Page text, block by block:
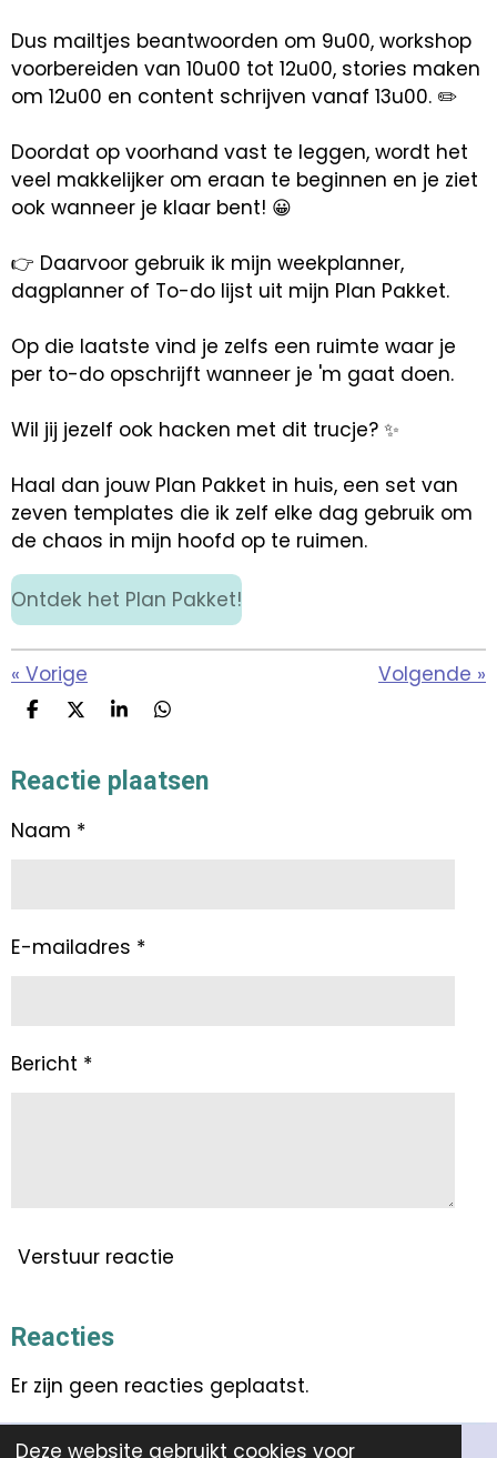
Deze website gebruikt cookies voor
Dus mailtjes beantwoorden om 9u00, workshop
voorbereiden van 10u00 tot 12u00, stories maken
om 12u00 en content schrijven vanaf 13u00. ✏️
Doordat op voorhand vast te leggen, wordt het
veel makkelijker om eraan te beginnen en je ziet
ook wanneer je klaar bent! 😀
👉 Daarvoor gebruik ik mijn weekplanner,
dagplanner of To-do lijst uit mijn Plan Pakket.
Op die laatste vind je zelfs een ruimte waar je
per to-do opschrijft wanneer je 'm gaat doen.
Wil jij jezelf ook hacken met dit trucje? ✨
Haal dan jouw Plan Pakket in huis, een set van
zeven templates die ik zelf elke dag gebruik om
de chaos in mijn hoofd op te ruimen.
Ontdek het Plan Pakket!
« Vorige Volgende »
D
e
D
l
S
r
D
e
Reactie plaatsen
Naam *
E-mailadres *
Bericht *
Verstuur reactie
Reacties
Er zijn geen reacties geplaatst.